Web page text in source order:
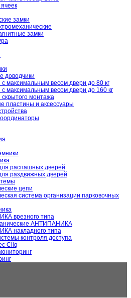
замки
замки
доводчики
с максимальным весом двери до 80 кг
с максимальным весом двери до 160 кг
скрытого монтажа
пластины и аксессуары
распашных дверей
раздвижных дверей
цепи
система организации парковочных
врезного типа
АНТИПАНИКА
накладного типа
контроля доступа
Cliq